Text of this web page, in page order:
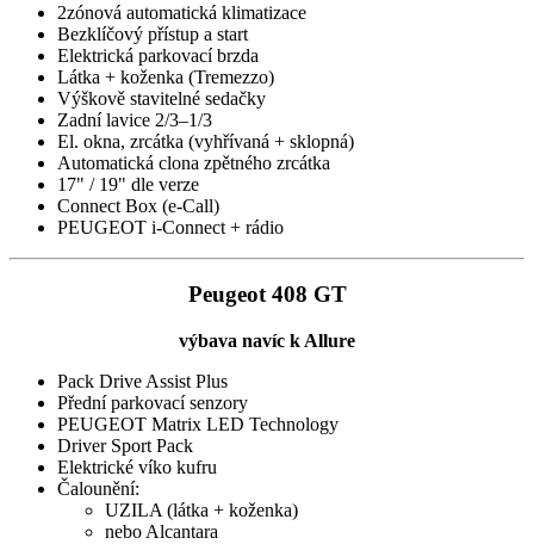
2zónová automatická klimatizace
Bezklíčový přístup a start
Elektrická parkovací brzda
Látka + koženka (Tremezzo)
Výškově stavitelné sedačky
Zadní lavice 2/3–1/3
El. okna, zrcátka (vyhřívaná + sklopná)
Automatická clona zpětného zrcátka
17" / 19" dle verze
Connect Box (e‑Call)
PEUGEOT i‑Connect + rádio
Peugeot 408 GT
výbava navíc k Allure
Pack Drive Assist Plus
Přední parkovací senzory
PEUGEOT Matrix LED Technology
Driver Sport Pack
Elektrické víko kufru
Čalounění:
UZILA (látka + koženka)
nebo Alcantara